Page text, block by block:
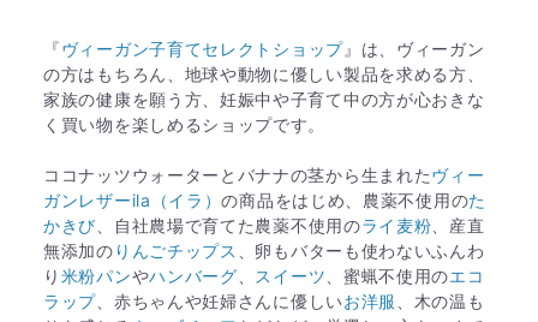
『ヴィーガン子育てセレクトショップ』は、ヴィーガン
の方はもちろん、地球や動物に優しい製品を求める方、
家族の健康を願う方、妊娠中や子育て中の方が心おきな
く買い物を楽しめるショップです。
ココナッツウォーターとバナナの茎から生まれたヴィー
ガンレザーila（イラ）の商品をはじめ、農薬不使用のた
かきび 、自社農場で育てた農薬不使用のライ麦粉 、産直
無添加の りんごチップス
、卵もバターも使わないふんわ
り 米粉パンやハンバーグ スイーツ 、蜜蝋不使用のエコ
ラップ 、赤ちゃんや妊婦さんに優しいお洋服
、木の温も